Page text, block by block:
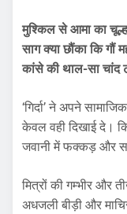
मुश्किल से आमा का
साग क्या छौंका कि गौं
कांसे की थाल-सा चांद
‘गिर्दा’ ने अपने
केवल वही दिखाई दे।
जवानी में फक्कड़ और
मित्रों की गम्भीर और
अधजली बीड़ी और